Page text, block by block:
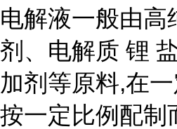
电解液一般由高
剂、电解质 锂
加剂等原料,在一
按一定比例配制